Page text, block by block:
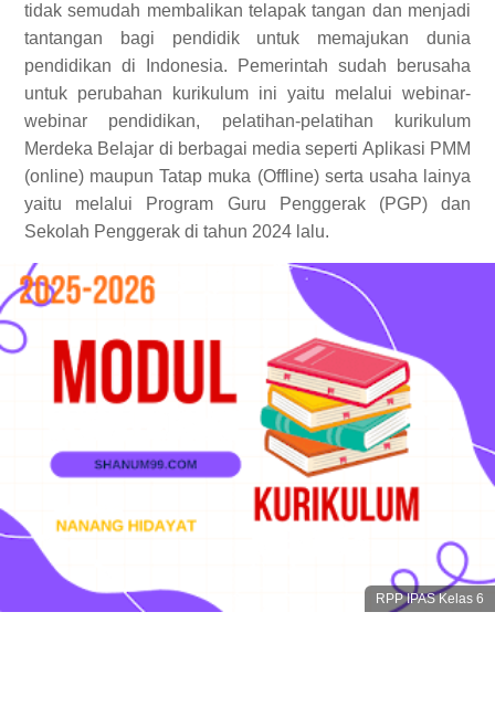
tidak semudah membalikan telapak tangan dan menjadi
tantangan bagi pendidik untuk memajukan dunia
pendidikan di Indonesia. Pemerintah sudah berusaha
untuk perubahan kurikulum ini yaitu melalui webinar-
webinar pendidikan, pelatihan-pelatihan kurikulum
Merdeka Belajar di berbagai media seperti Aplikasi PMM
(online) maupun Tatap muka (Offline) serta usaha lainya
yaitu melalui Program Guru Penggerak (PGP) dan
Sekolah Penggerak di tahun 2024 lalu.
RPP IPAS Kelas 6